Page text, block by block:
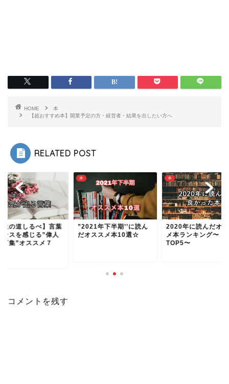
HOME
本
【超おすすめ本】開業予定の方・経営者・結果を出したい方へ
RELATED POST
年下半期’’に読ん
ススメ本10選☆
本
2020年に読んだオスス
メ本ランキング〜
教育
【人生の道しるべ】
のセンスを感じる”
の名言集”オススメ７
コメントを残す